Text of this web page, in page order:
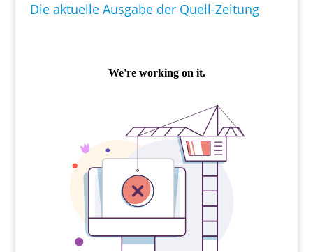
Die aktuelle Ausgabe der Quell-Zeitung